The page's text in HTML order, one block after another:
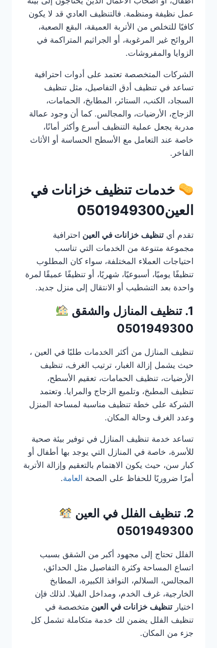
عمل نظيفة ومنظمة. فالتنظيف العادي قد لا يكون
كافيًا للتخلص من الأتربة العميقة، البقع الصعبة،
الروائح غير المرغوبة، أو الجراثيم المتراكمة في
الزوايا والمفروشات.
الشركات المتخصصة تعتمد على أدوات احترافية
تساعد في تنظيف أدق التفاصيل، مثل تنظيف
السجاد، الكنب، الستائر، المطابخ، الحمامات،
الزجاج، الأرضيات، والمجالس. كما أن وجود عمالة
مدربة يجعل عملية التنظيف أسرع وأكثر أمانًا،
خاصة عند التعامل مع الأسطح الحساسة أو الأثاث
الفاخر.
خدمات تنظيف خزانات في
العين0501949300
تقدم أي تنظيف خزانات في العين احترافية
مجموعة متنوعة من الخدمات التي تناسب
احتياجات العملاء المختلفة، سواء كان المطلوب
تنظيفًا يوميًا، أسبوعيًا، شهريًا، أو تنظيفًا عميقًا لمرة
واحدة بعد التشطيب أو الانتقال إلى منزل جديد.
1. تنظيف المنازل والشقق
0501949300
تنظيف المنازل من أكثر الخدمات طلبًا في العين ،
حيث يشمل إزالة الغبار، ترتيب الغرف، تنظيف
الأرضيات، تنظيف الحمامات، تعقيم الأسطح،
تنظيف المطبخ، وتلميع الزجاج والمرايا. وتعتمد
الشركة على خطة تنظيف مناسبة لمساحة المنزل
وعدد الغرف وحالة المكان.
تساعد خدمة تنظيف المنازل في توفير بيئة صحية
للأسرة، خاصة في المنازل التي يوجد بها أطفال أو
كبار سن، حيث يكون الاهتمام بالتعقيم وإزالة الأتربة
أمرًا ضروريًا للحفاظ على الصحة العامة.
2. تنظيف الفلل في العين
0501949300
الفلل تحتاج إلى مجهود أكبر من الشقق بسبب
اتساع المساحة وكثرة التفاصيل مثل الحدائق،
المجالس، السلالم، النوافذ الكبيرة، المطابخ
الخارجية، غرف الخدم، ومداخل الفيلا. لذلك فإن
اختيار تنظيف خزانات في العين متخصصة في
تنظيف الفلل يضمن لك خدمة متكاملة تشمل كل
جزء من المكان.